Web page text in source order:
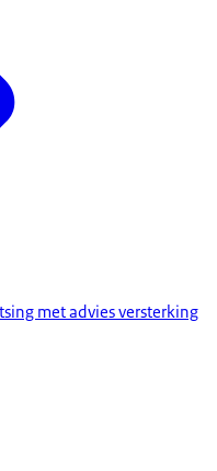
met advies versterking